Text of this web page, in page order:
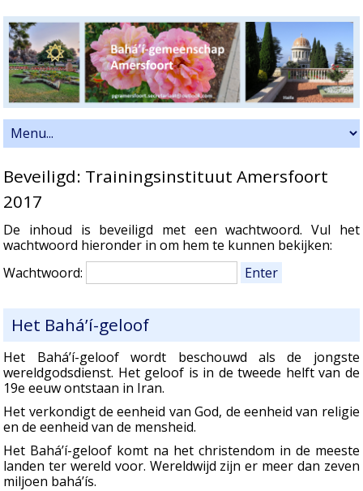
Beveiligd: Trainingsinstituut Amersfoort
2017
De inhoud is beveiligd met een wachtwoord. Vul het
wachtwoord hieronder in om hem te kunnen bekijken:
Wachtwoord:
Het Bahá’í-geloof
Het Bahá’í-geloof wordt beschouwd als de jongste
wereldgodsdienst. Het geloof is in de tweede helft van de
19e eeuw ontstaan in Iran.
Het verkondigt de eenheid van God, de eenheid van religie
en de eenheid van de mensheid.
Het Bahá’í-geloof komt na het christendom in de meeste
landen ter wereld voor. Wereldwijd zijn er meer dan zeven
miljoen bahá’ís.